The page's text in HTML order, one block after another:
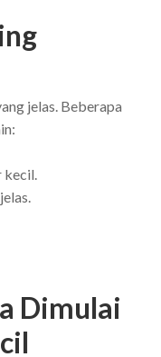
jelas. Beberapa
kecil.
Dimulai